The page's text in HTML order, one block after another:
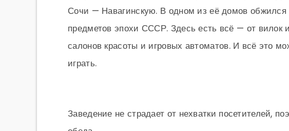
Сочи — Навагинскую. В одном из её домов
предметов эпохи СССР. Здесь есть всё — от вилок
салонов красоты и игровых автоматов. И всё это
играть.
Заведение не страдает от нехватки посетителей,